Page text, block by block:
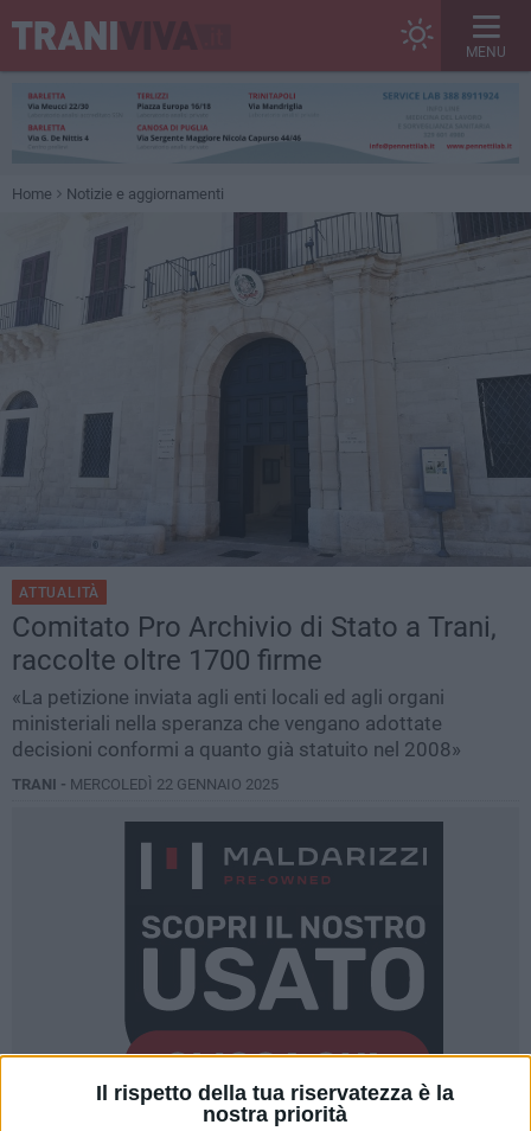
Il rispetto della tua riservatezza è la
nostra priorità
MENU
Home Notizie e aggiornamenti
ATTUALITÀ
Comitato Pro Archivio di Stato a Trani,
raccolte oltre 1700 firme
«La petizione inviata agli enti locali ed agli organi
ministeriali nella speranza che vengano adottate
decisioni conformi a quanto già statuito nel 2008»
TRANI - MERCOLEDÌ 22 GENNAIO 2025